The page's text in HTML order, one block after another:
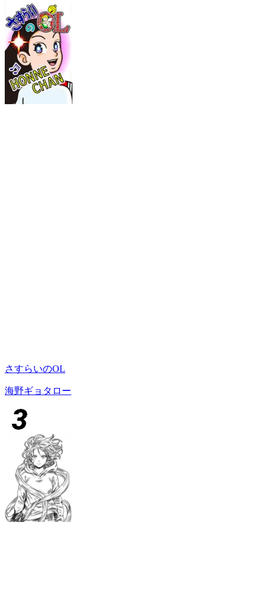
さすらいのOL
海野ギョタロー